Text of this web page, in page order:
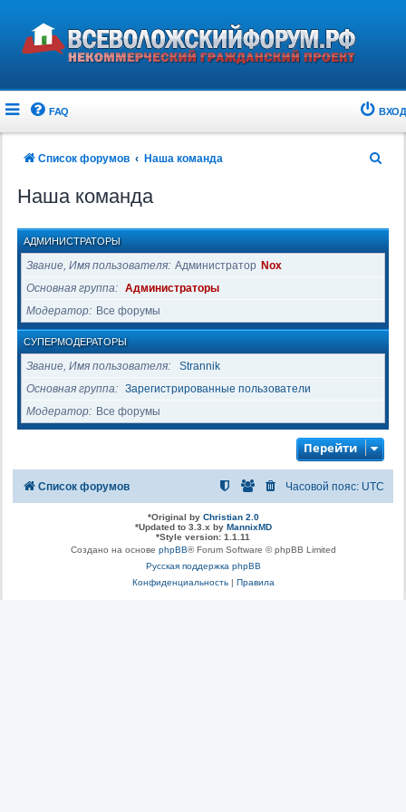
FAQ ВХОД
Список форумов Наша команда
с
к
Наша команда
АДМИНИСТРАТОРЫ
Звание, Имя пользователя Администратор Nox
Основная группа
Администраторы
Модератор
Все форумы
СУПЕРМОДЕРАТОРЫ
Звание, Имя пользователя
Strannik
Основная группа
Зарегистрированные пользователи
Модератор
Все форумы
Перейти
Список форумов Часовой пояс: UTC
*Original by Christian 2.0
*Updated to 3.3.x by MannixMD
*Style version: 1.1.11
Создано на основе phpBB® Forum Software © phpBB Limited
Русская поддержка phpBB
Конфиденциальность| Правила